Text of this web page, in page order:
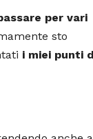
per vari
sto
i miei punti